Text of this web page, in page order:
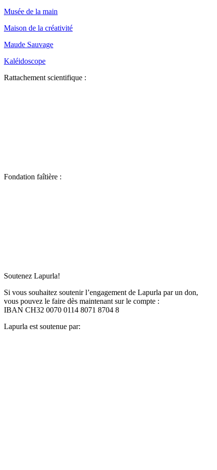
Musée de la main
Maison de la créativité
Maude Sauvage
Kaléidoscope
Rattachement scientifique :
Fondation faîtière :
Soutenez Lapurla!
Si vous souhaitez soutenir l’engagement de Lapurla par un don,
vous pouvez le faire dès maintenant sur le compte :
IBAN CH32 0070 0114 8071 8704 8
Lapurla est soutenue par: